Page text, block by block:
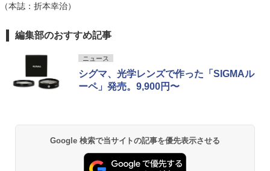
（本誌：折本幸治）
編集部のおすすめ記事
ニュース
シグマ、光学レンズで作った「SIGMAル
ーペ」発売。9,900円〜
Google 検索で当サイトの記事を優先表示させる